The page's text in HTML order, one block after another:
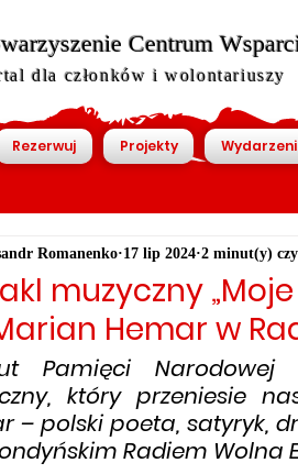
Centrum
dla członków i wolontariuszy
Rezerwuj Projekty
muzyczny
Hemar w
Romanenko 17 lip 2024 2 minut(y)
Pamięci
który przeniesie
– polski poeta, satyryk,
Radiem